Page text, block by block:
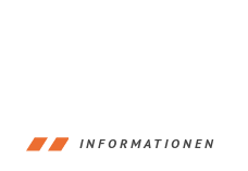
INFORMATIONEN